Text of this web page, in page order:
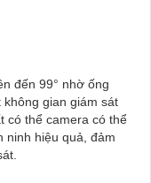
góc độ của không
360 độ, camera sẽ
ứng dụng di động
chọn hoàn hảo để
của bạn 24/7 mà
Hãy trải nghiệm công
wifi 360 hình ảnh
đến 99° nhờ ống
gian giám sát
có thể camera có thể
ninh hiệu quả, đảm